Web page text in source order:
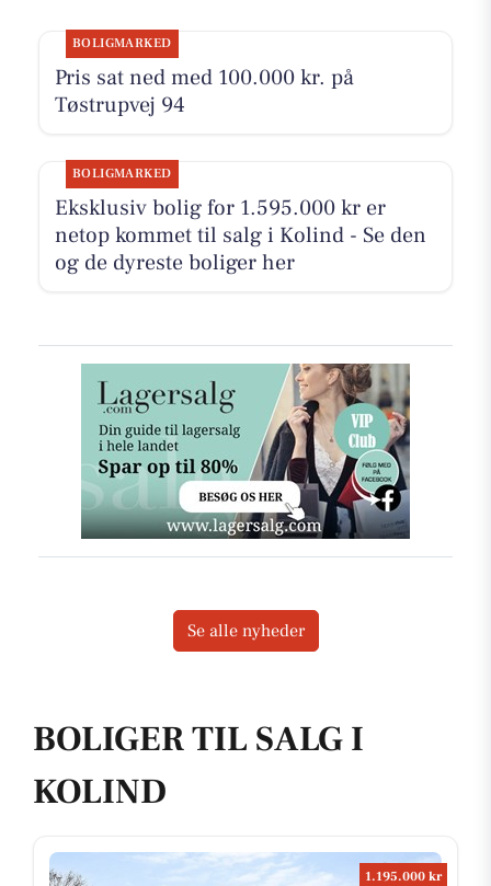
BOLIGMARKED
Pris sat ned med 100.000 kr. på
Tøstrupvej 94
BOLIGMARKED
Eksklusiv bolig for 1.595.000 kr er
netop kommet til salg i Kolind - Se den
og de dyreste boliger her
Se alle nyheder
BOLIGER TIL SALG I
KOLIND
1.195.000 kr